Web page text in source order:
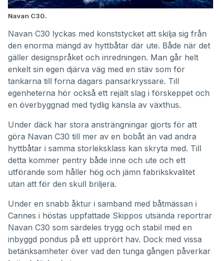
Navan C30.
Navan C30 lyckas med konststycket att skilja sig från
den enorma mängd av hyttbåtar där ute. Både när det
gäller designspråket och inredningen. Man går helt
enkelt sin egen djärva väg med en stäv som för
tankarna till forna dagars pansarkryssare. Till
egenheterna hör också ett rejält slag i förskeppet och
en överbyggnad med tydlig känsla av växthus.
Under däck har stora ansträngningar gjorts för att
göra Navan C30 till mer av en bobåt än vad andra
hyttbåtar i samma storleksklass kan skryta med. Till
detta kommer pentry både inne och ute och ett
utförande som håller hög och jämn fabrikskvalitet
utan att för den skull briljera.
Under en snabb åktur i samband med båtmässan i
Cannes i höstas uppfattade Skippos utsända reportrar
Navan C30 som särdeles trygg och stabil med en
inbyggd pondus på ett upprört hav. Dock med vissa
betänksamheter över vad den tunga gången påverkar